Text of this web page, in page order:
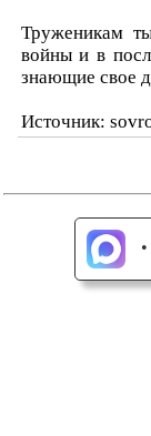
Труженикам
войны и в
знающие свое
Источник:
•